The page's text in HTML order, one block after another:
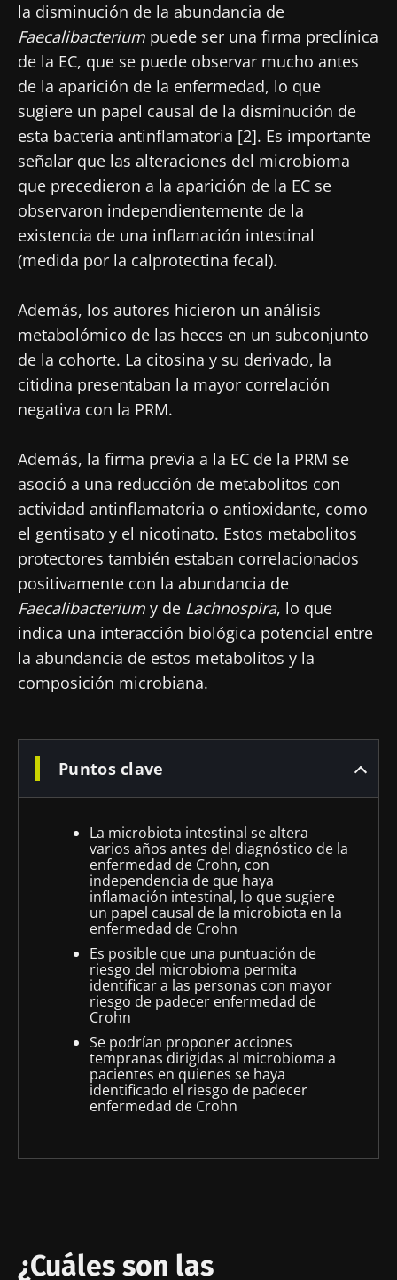
la disminución de la abundancia de
Faecalibacterium puede ser una firma preclínica
de la EC, que se puede observar mucho antes
de la aparición de la enfermedad, lo que
sugiere un papel causal de la disminución de
esta bacteria antinflamatoria [2]. Es importante
señalar que las alteraciones del microbioma
que precedieron a la aparición de la EC se
observaron independientemente de la
existencia de una inflamación intestinal
(medida por la calprotectina fecal).
Además, los autores hicieron un análisis
metabolómico de las heces en un subconjunto
de la cohorte. La citosina y su derivado, la
citidina presentaban la mayor correlación
negativa con la PRM.
Además, la firma previa a la EC de la PRM se
asoció a una reducción de metabolitos con
actividad antinflamatoria o antioxidante, como
el gentisato y el nicotinato. Estos metabolitos
protectores también estaban correlacionados
positivamente con la abundancia de
Faecalibacterium y de Lachnospira, lo que
indica una interacción biológica potencial entre
la abundancia de estos metabolitos y la
composición microbiana.
Puntos clave
La microbiota intestinal se altera
varios años antes del diagnóstico de la
enfermedad de Crohn, con
independencia de que haya
inflamación intestinal, lo que sugiere
un papel causal de la microbiota en la
enfermedad de Crohn
Es posible que una puntuación de
riesgo del microbioma permita
identificar a las personas con mayor
riesgo de padecer enfermedad de
Crohn
Se podrían proponer acciones
tempranas dirigidas al microbioma a
pacientes en quienes se haya
identificado el riesgo de padecer
enfermedad de Crohn
¿Cuáles son las
Ser redirigido
Quedarse en el sitio web del Biocodex Microbiota
Institute
Me gustaría registrarme para recibir más
noticias de Biocodex
He leído y acepto las
condiciones generales
de uso y lapolítica de protección de datosdel
Biocodex Microbiota Institute
* Campo obligatorio
BMI 20-35
* Campo obligatorio
BMI 20-35
Descubrir
23/07/2026
Influencia
de la
microbiota
en la salud
Leer el
artículo
16/07/2026
Microbiota
intratumoral:
¿un indicador
pronóstico
independiente
en el cáncer
Leer el
intestinal